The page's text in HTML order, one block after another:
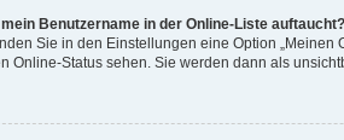
Benutzername in der Online-Liste auftaucht?
Sie in den Einstellungen eine Option
Online-Status sehen. Sie werden dann als